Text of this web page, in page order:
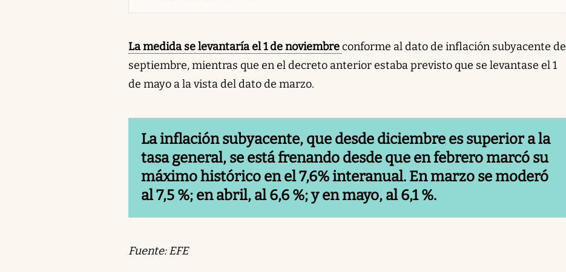
La medida se levantaría el 1 de noviembreconforme al dato de inflación subyacente de
septiembre, mientras que en el decreto anterior estaba previsto que se levantase el 1
de mayo a la vista del dato de marzo.
La inflación subyacente, que desde diciembre es superior a la
tasa general, se está frenando desde que en febrero marcó su
máximo histórico en el 7,6% interanual. En marzo se moderó
al 7,5 %; en abril, al 6,6 %; y en mayo, al 6,1 %.
Fuente: EFE